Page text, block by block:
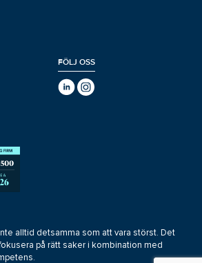
FÖLJ OSS
alltid detsamma som att vara störst. Det
på rätt saker i kombination med